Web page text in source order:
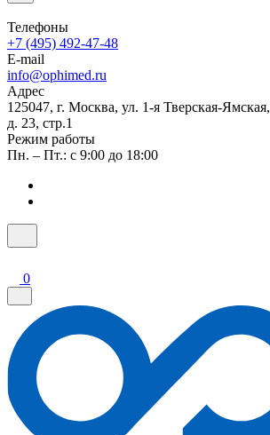
Телефоны
+7 (495) 492-47-48
E-mail
info@ophimed.ru
Адрес
125047, г. Москва, ул. 1-я Тверская-Ямская,
д. 23, стр.1
Режим работы
Пн. – Пт.: с 9:00 до 18:00
0